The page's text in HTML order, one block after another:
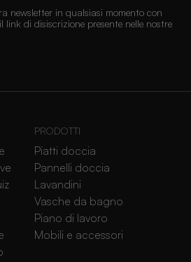
newsletter in qualsiasi momento con
di disiscrizione presente nelle nostre
PRODOTTI
Piatti doccia
Pannelli doccia
Lavandini
Vasche da bagno
Piano di lavoro
Mobili e accessori